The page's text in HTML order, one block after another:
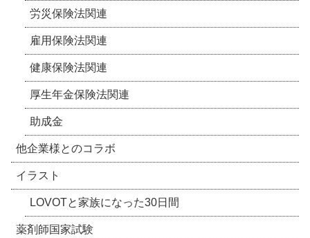
労災保険法関連
雇用保険法関連
健康保険法関連
厚生年金保険法関連
助成金
他企業様とのコラボ
イラスト
LOVOTと家族になった30日間
薬剤師国家試験